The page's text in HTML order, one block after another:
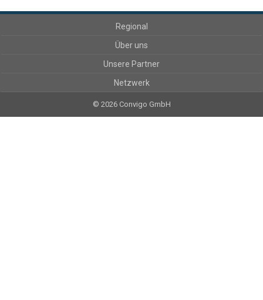
Regional
Über uns
Unsere Partner
Netzwerk
© 2026 Convigo GmbH